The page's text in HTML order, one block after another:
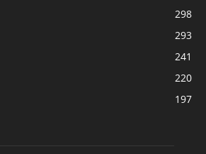
298
293
241
220
197